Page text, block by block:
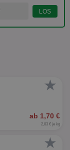
★
ab 1,70 €
2,83 € je kg
★